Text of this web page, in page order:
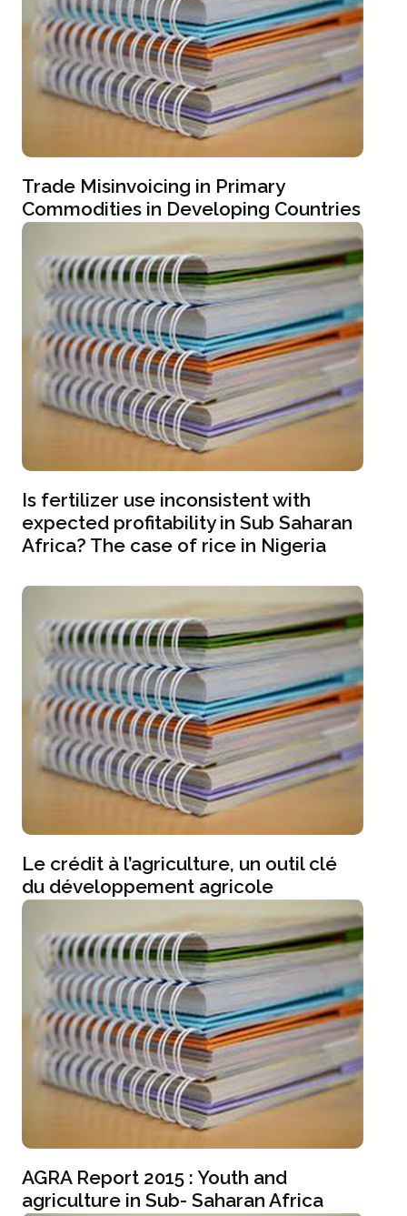
Trade Misinvoicing in Primary
Commodities in Developing Countries
Is fertilizer use inconsistent with
expected profitability in Sub Saharan
Africa? The case of rice in Nigeria
Le crédit à l’agriculture, un outil clé
du développement agricole
AGRA Report 2015 : Youth and
agriculture in Sub- Saharan Africa